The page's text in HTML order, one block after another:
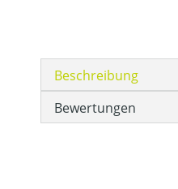
Beschreibung
Bewertungen